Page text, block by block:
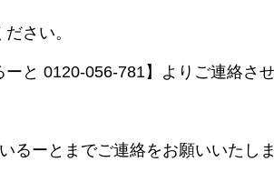
さい。
と 0120-056-781】よりご連絡さ
るーとまでご連絡をお願いいたしま